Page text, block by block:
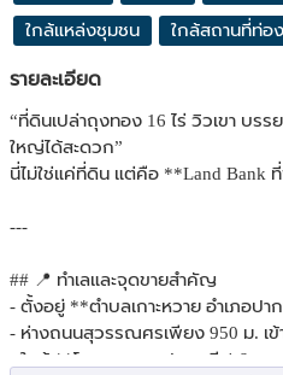
ใกล้แหล่งชุมชน ใกล้สถานที่ท่อ
รายละเอียด
“ที่ดินเปล่าถุงทอง 16 ไร่ วิวเขา บร
ใหญ่ได้สะดวก”
นี่ไม่ใช่แค่ที่ดิน แต่คือ **Land Bank
---
## 📍 ทำเลและจุดขายสำคัญ
- ตั้งอยู่ **ตำบลเกาะหวาย อำเภอป
- ห่างถนนสุวรรณศรเพียง 950 ม. เ
- ใกล้ **โรงพยาบาลปากพลี 4.6 กม